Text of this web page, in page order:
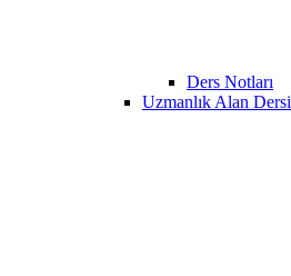
Ders Notları
Uzmanlık Alan Dersi